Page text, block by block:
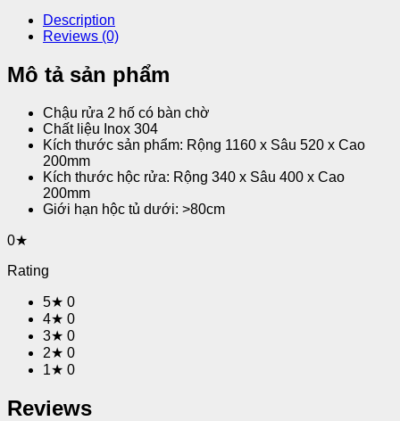
Description
Reviews (0)
Mô tả sản phẩm
Chậu rửa 2 hố có bàn chờ
Chất liệu Inox 304
Kích thước sản phẩm: Rộng 1160 x Sâu 520 x Cao
200mm
Kích thước hộc rửa: Rộng 340 x Sâu 400 x Cao
200mm
Giới hạn hộc tủ dưới: >80cm
0★
Rating
5★ 0
4★ 0
3★ 0
2★ 0
1★ 0
Reviews